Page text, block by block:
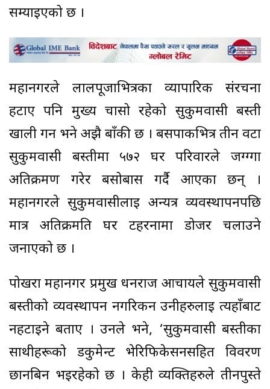
सम्याइएको छ ।
महानगरले लालपूर्जाभित्रका व्यापारिक संरचना
हटाए पनि मुख्य चासो रहेको सुकुमवासी बस्ती
खाली गर्न भने अझै बाँकी छ । बसपार्कभित्र तीन वटा
सुकुमवासी बस्तीमा ५७२ घर परिवारले जग्ग्गा
अतिक्रमण गरेर बसोबास गर्दै आएका छन् ।
महानगरले सुकुमवासीलाई अन्यत्र व्यवस्थापनपछि
मात्र अतिक्रमति घर टहरनामा डोजर चलाउने
जनाएको छ ।
पोखरा महानगर प्रमुख धनराज आचार्यले सुकुमवासी
बस्तीको व्यवस्थापन नगरिकन उनीहरुलाई त्यहाँबाट
नहटाइने बताए । उनले भने, ‘सुकुमवासी बस्तीका
साथीहरूको डकुमेन्ट भेरिफिकेसनसहित विवरण
छानबिन भइरहेको छ । केही व्यक्तिहरुले तीनपुस्ते